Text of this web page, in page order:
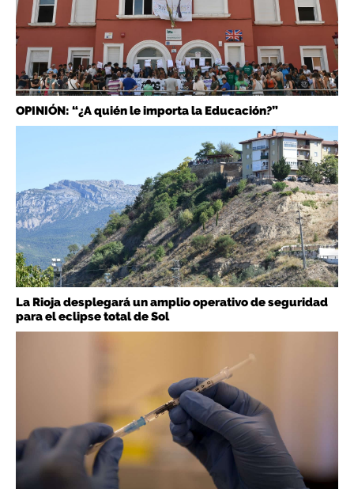
OPINIÓN: “¿A quién le importa la Educación?”
La Rioja desplegará un amplio operativo de seguridad
para el eclipse total de Sol